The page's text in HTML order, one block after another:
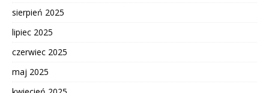
sierpień 2025
lipiec 2025
czerwiec 2025
maj 2025